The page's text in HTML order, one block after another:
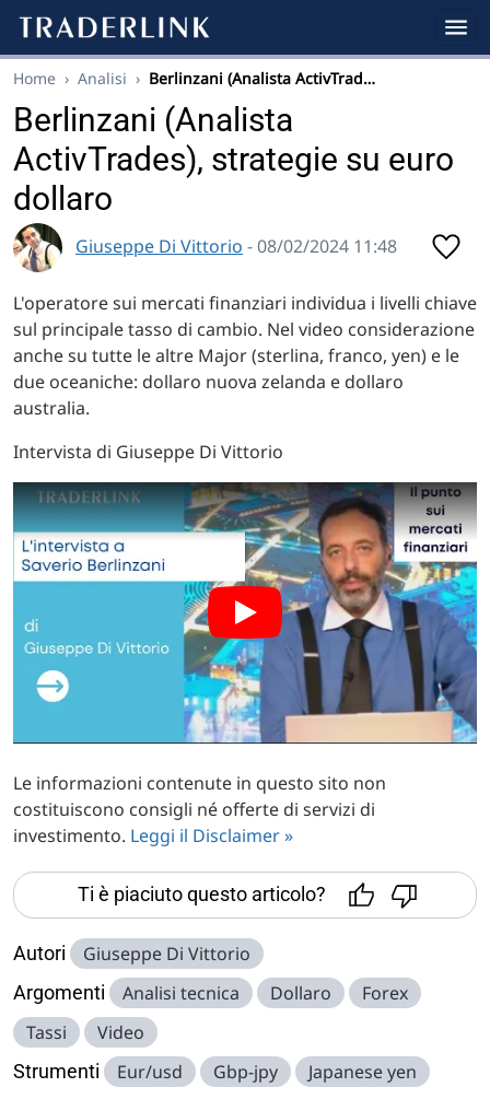
Home › Analisi › Berlinzani (Analista ActivTrad…
Berlinzani (Analista
ActivTrades), strategie su euro
dollaro
Giuseppe Di Vittorio - 08/02/2024 11:48
L'operatore sui mercati finanziari individua i livelli chiave
sul principale tasso di cambio. Nel video considerazione
anche su tutte le altre Major (sterlina, franco, yen) e le
due oceaniche: dollaro nuova zelanda e dollaro
australia.
Intervista di Giuseppe Di Vittorio
Le informazioni contenute in questo sito non
costituiscono consigli né offerte di servizi di
investimento. Leggi il Disclaimer »
Ti è piaciuto questo articolo?
Autori Giuseppe Di Vittorio
Argomenti Analisi tecnica Dollaro
Forex
Tassi
Video
Strumenti Eur/usd Gbp-jpy
Japanese yen